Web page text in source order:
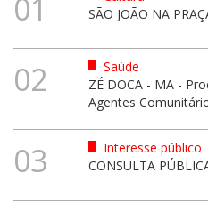
01
SÃO JOÃO NA
02
Saúde
ZÉ DOCA - MA -
Agentes
03
Interesse público
CONSULTA